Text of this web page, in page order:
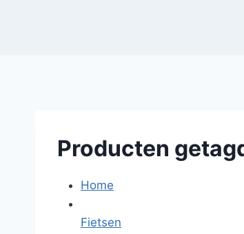
Producten
Home
Fietsen